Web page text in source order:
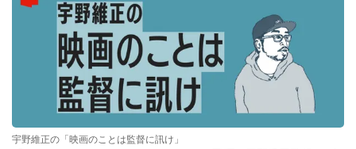
宇野維正の「映画のことは監督に訊け」